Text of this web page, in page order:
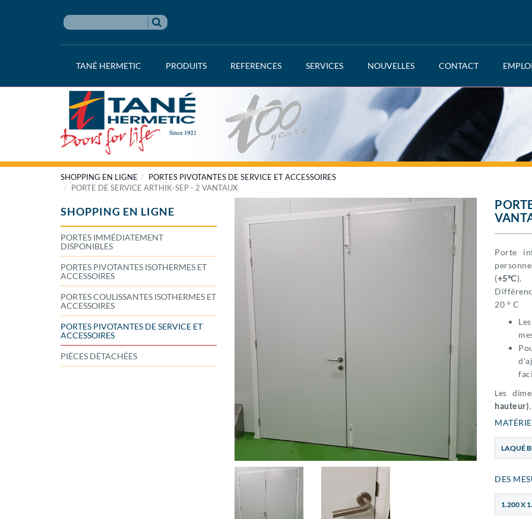
TANÉ HERMETIC PRODUITS REFERENCES SERVICES NOUVELLES CONTACT
SHOPPING EN LIGNE
PORTES PIVOTANTES DE SERVICE ET ACCESSOIRES
PORTE DE SERVICE ARTHIK-SEP - 2 VANTAUX
SHOPPING EN LIGNE
PORTES IMMÉDIATEMENT
DISPONIBLES
PORTES PIVOTANTES ISOTHERMES ET
ACCESSOIRES
PORTES COULISSANTES ISOTHERMES ET
ACCESSOIRES
PORTES PIVOTANTES DE SERVICE ET
ACCESSOIRES
PIÈCES DÉTACHÉES
Porte
(+5ºC).
20 ° C
Les
hauteur).
LAQUÉ
DES
1.200 X